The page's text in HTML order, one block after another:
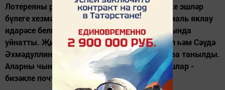
Лотереяны редакция коллективы район эчке эшләр
бүлеге хезмәткәре Дамир Сираҗев һәм социаль яклау
идарәсе белгече Гөлүсә Хәйруллина катнашында
уйнатты. Җиңүчеләр булып - Апастан Камил һәм Сәүдә
Әхмәдуллиннар, Багыштан Гөлия Нуртдинова танылды.
Аларны чын күңелдән котлыйбыз һәм отышлар -
бизәкле почта ящикларын...